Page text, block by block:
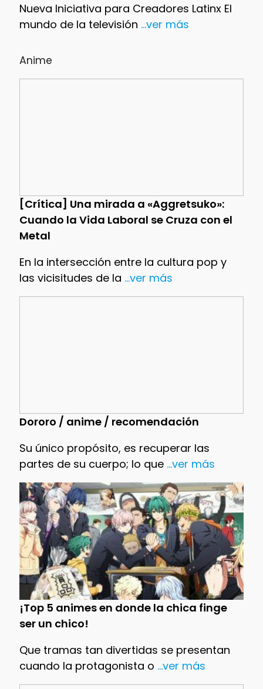
Nueva Iniciativa para Creadores Latinx El
mundo de la televisión ...ver más
Anime
[Crítica] Una mirada a «Aggretsuko»:
Cuando la Vida Laboral se Cruza con el
Metal
En la intersección entre la cultura pop y
las vicisitudes de la ...ver más
Dororo / anime / recomendación
Su único propósito, es recuperar las
partes de su cuerpo; lo que...ver más
¡Top 5 animes en donde la chica finge
ser un chico!
Que tramas tan divertidas se presentan
cuando la protagonista o ...ver más